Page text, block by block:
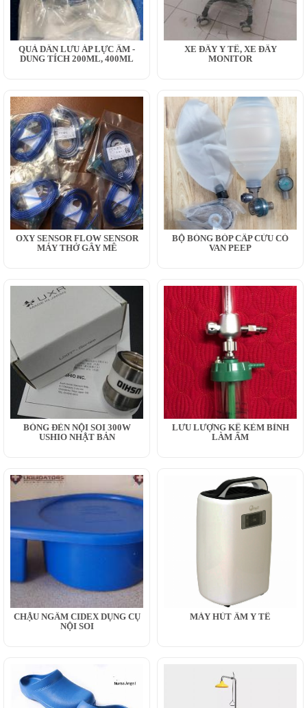
QUẢ DẪN LƯU ÁP LỰC ÂM -
DUNG TÍCH 200ML, 400ML
XE ĐẨY Y TẾ, XE ĐẨY
MONITOR
OXY SENSOR FLOW SENSOR
MÁY THỞ GÂY MÊ
BỘ BÓNG BÓP CẤP CỨU CÓ
VAN PEEP
BÓNG ĐÈN NỘI SOI 300W
USHIO NHẬT BẢN
LƯU LƯỢNG KẾ KÈM BÌNH
LÀM ẨM
CHẬU NGÂM CIDEX DỤNG CỤ
NỘI SOI
MÁY HÚT ẨM Y TẾ